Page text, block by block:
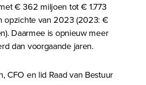
€ 362 miljoen tot € 1.773
opzichte van 2023 (2023: €
Daarmee is opnieuw meer
dan voorgaande jaren.
CFO en lid Raad van Bestuur